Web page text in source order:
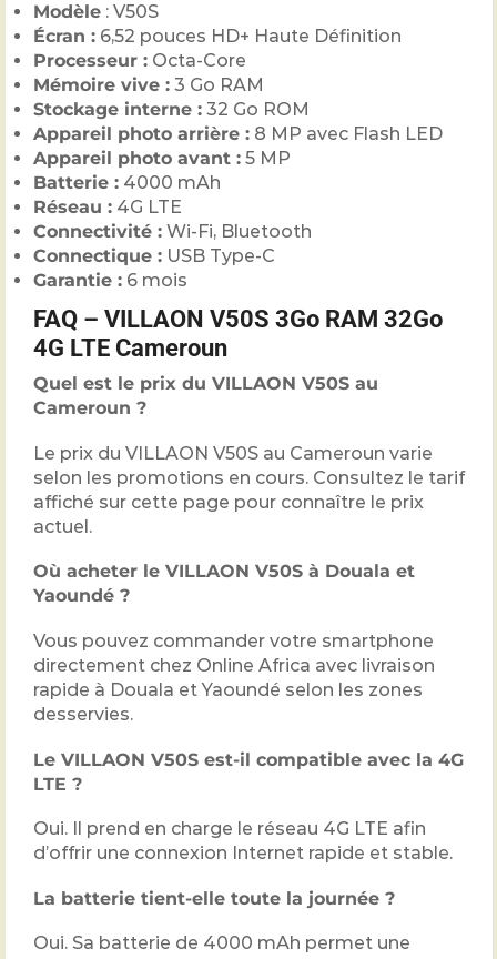
Modèle : V50S
Écran : 6,52 pouces HD+ Haute Définition
Processeur : Octa-Core
Mémoire vive : 3 Go RAM
Stockage interne : 32 Go ROM
Appareil photo arrière : 8 MP avec Flash LED
Appareil photo avant : 5 MP
Batterie : 4000 mAh
Réseau : 4G LTE
Connectivité : Wi-Fi, Bluetooth
Connectique : USB Type-C
Garantie : 6 mois
FAQ – VILLAON V50S 3Go RAM 32Go
4G LTE Cameroun
Quel est le prix du VILLAON V50S au
Cameroun ?
Le prix du VILLAON V50S au Cameroun varie
selon les promotions en cours. Consultez le tarif
affiché sur cette page pour connaître le prix
actuel.
Où acheter le VILLAON V50S à Douala et
Yaoundé ?
Vous pouvez commander votre smartphone
directement chez Online Africa avec livraison
rapide à Douala et Yaoundé selon les zones
desservies.
Le VILLAON V50S est-il compatible avec la 4G
LTE ?
Oui. Il prend en charge le réseau 4G LTE afin
d’offrir une connexion Internet rapide et stable.
La batterie tient-elle toute la journée ?
Oui. Sa batterie de 4000 mAh permet une